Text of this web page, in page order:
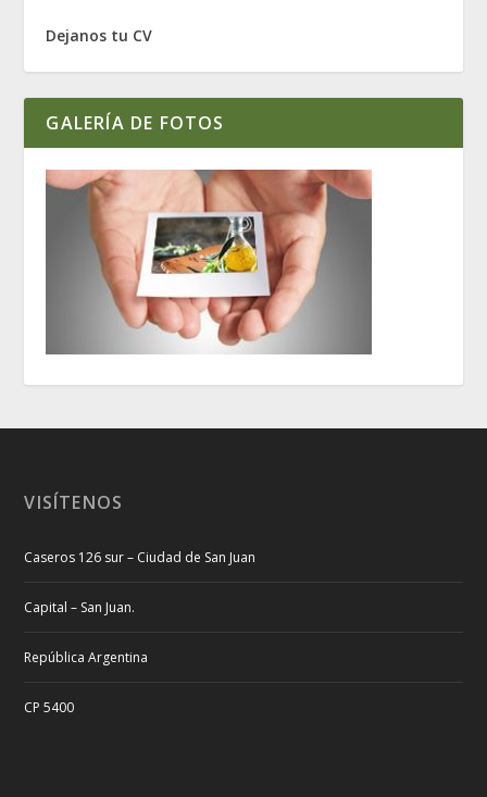
Dejanos tu CV
GALERÍA DE FOTOS
VISÍTENOS
Caseros 126 sur – Ciudad de San Juan
Capital – San Juan.
República Argentina
CP 5400